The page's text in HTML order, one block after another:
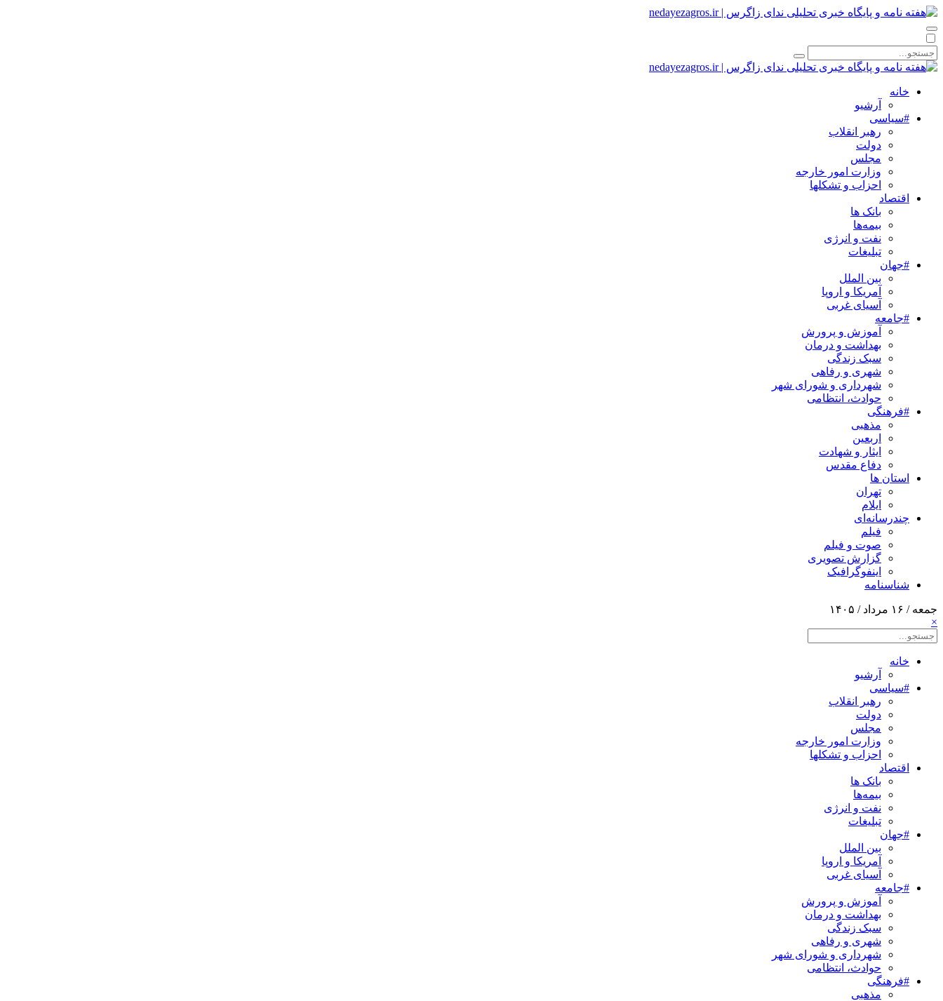
خانه
آرشیو
#سیاسی
رهبر انقلاب
دولت
مجلس
وزارت امور خارجه
احزاب و تشکلها
اقتصاد
بانک ها
بیمه‌ها
نفت و انرژی
تبلیغات
#جهان
بین الملل
آمریکا و اروپا
آسیای غربی
#جامعه
آموزش و پرورش
بهداشت و درمان
سبک زندگی
شهری و رفاهی
شهرداری و شورای شهر
حوادث، انتظامی
#فرهنگی
مذهبی
اربعین
ایثار و شهادت
دفاع مقدس
استان ها
تهران
ایلام
چندرسانه‌ای
فیلم
صوت و فیلم
گزارش تصویری
اینفوگرافیک
شناسنامه
جمعه / ۱۶ مرداد / ۱۴۰۵
×
خانه
آرشیو
#سیاسی
رهبر انقلاب
دولت
مجلس
وزارت امور خارجه
احزاب و تشکلها
اقتصاد
بانک ها
بیمه‌ها
نفت و انرژی
تبلیغات
#جهان
بین الملل
آمریکا و اروپا
آسیای غربی
#جامعه
آموزش و پرورش
بهداشت و درمان
سبک زندگی
شهری و رفاهی
شهرداری و شورای شهر
حوادث، انتظامی
#فرهنگی
مذهبی